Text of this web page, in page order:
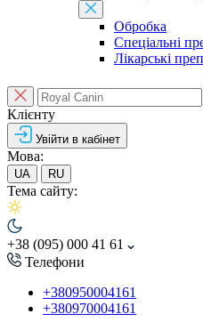
Обробка
Спеціальні
Лікарські
Клієнту
Увійти в кабінет
Мова:
UA RU
Тема сайту:
+38 (095) 000 41 61
Телефони
+380950004161
+380970004161